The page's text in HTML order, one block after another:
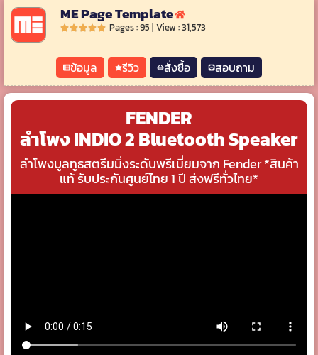
ME Page Template
Pages : 95 | View : 31,573
ข้อมูล รีวิว สั่งซื้อ สอบถาม
FENDER
ลำโพง INDIO 2 Bluetooth Speaker
ลำโพงบูลทูธสตรีมมิ่งระดับพรีเมี่ยมจาก Fender *สินค้า
แท้ รับประกันศูนย์ไทย 1 ปี ส่งฟรีทั่วไทย*